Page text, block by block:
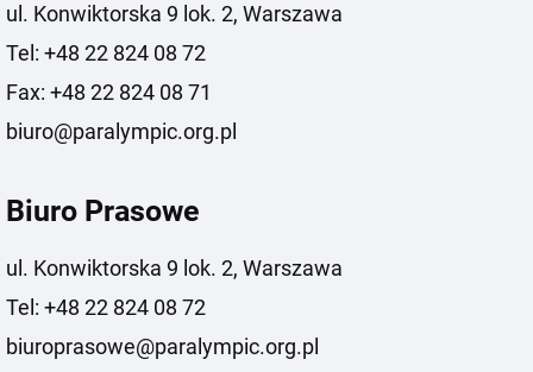
ul. Konwiktorska 9 lok. 2, Warszawa
Tel: +48 22 824 08 72
Fax: +48 22 824 08 71
biuro@paralympic.org.pl
Biuro Prasowe
ul. Konwiktorska 9 lok. 2, Warszawa
Tel: +48 22 824 08 72
biuroprasowe@paralympic.org.pl